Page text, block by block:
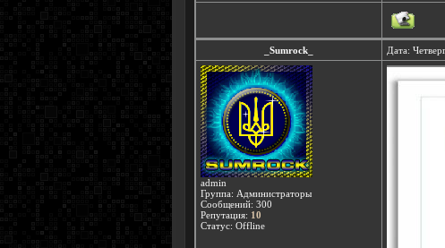
_Sumrock_ Дата:
admin
Группа: Администраторы
Сообщений: 300
Репутация: 10
Статус: Offline